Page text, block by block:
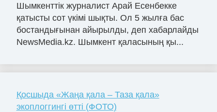
Шымкенттік журналист Арай Есенбекке
қатысты сот үкімі шықты. Ол 5 жылға бас
бостандығынан айырылды, деп хабарлайды
NewsMedia.kz. Шымкент қаласының қы...
Қосшыда «Жаңа қала – Таза қала»
экоплоггингі өтті (ФОТО)